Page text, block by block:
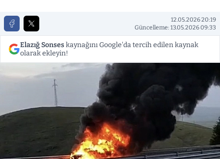
12.05.2026 20:19
Güncelleme: 13.05.2026 09:33
Elazığ Sonseskaynağını Google'da tercih edilen kaynak
olarak ekleyin!